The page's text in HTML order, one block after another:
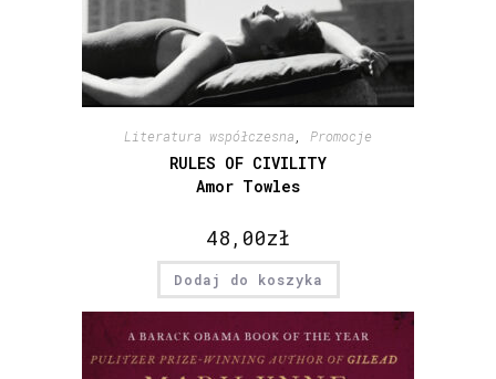
Literatura współczesna Promocje
RULES OF CIVILITY
Amor Towles
48,00zł
Dodaj do koszyka